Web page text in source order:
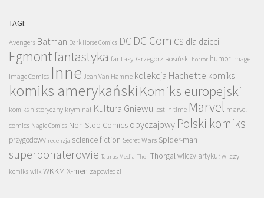
TAGI:
Avengers Batman Dark Horse Comics DC DC Comics dla dzieci
Egmontfantastyka fantasy Grzegorz Rosiński horror humor Image
Image Comics Inne Jean Van Hamme kolekcja Hachette komiks
komiks amerykański Komiks europejski
komiks historyczny kryminał Kultura Gniewu lost in time Marvel marvel
comics Nagle Comics Non Stop Comics obyczajowy Polski komiks
przygodowy recenzja science fiction Secret Wars Spider-man
superbohaterowie Taurus Media Thor Thorgalwilczy artykuł wilczy
komiks wilk WKKM X-men zapowiedzi